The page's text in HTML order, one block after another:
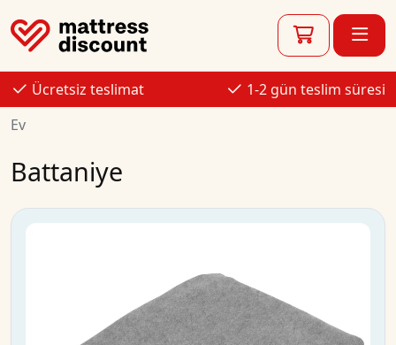
Ücretsiz teslimat
1-2 gün teslim süresi
Ev
Battaniye